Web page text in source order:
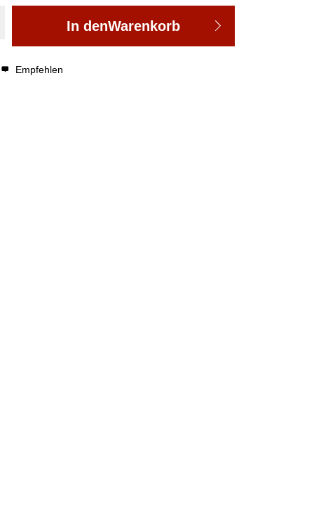
In denWarenkorb
Empfehlen